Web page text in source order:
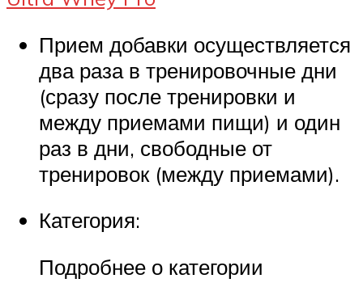
Прием добавки осуществляется
два раза в тренировочные дни
(сразу после тренировки и
между приемами пищи) и один
раз в дни, свободные от
тренировок (между приемами).
Категория:
Подробнее о категории